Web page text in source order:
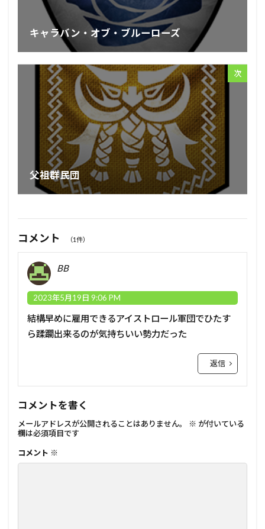
キャラバン・オブ・ブルーローズ
次
父祖群民団
コメント （1件）
BB
2023年5月19日 9:06 PM
結構早めに雇用できるアイストロール軍団でひたす
ら蹂躙出来るのが気持ちいい勢力だった
返信
コメントを書く
メールアドレスが公開されることはありません。 ※ が付いている
欄は必須項目です
コメント ※